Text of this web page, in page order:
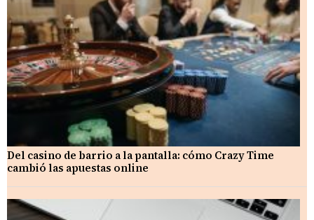
Del casino de barrio a la pantalla: cómo Crazy Time
cambió las apuestas online